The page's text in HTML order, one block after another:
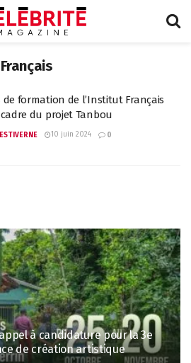
de formation de l’Institut Français
du projet Tanbou
10 juin 2024 0
à candidature pour la 3e
de création artistique